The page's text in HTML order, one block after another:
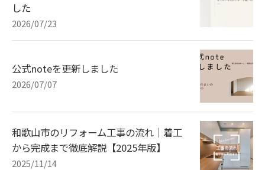
した
2026/07/23
公式noteを更新しました
2026/07/07
和歌山市のリフォーム工事の流れ｜着工
から完成まで徹底解説【2025年版】
2025/11/14